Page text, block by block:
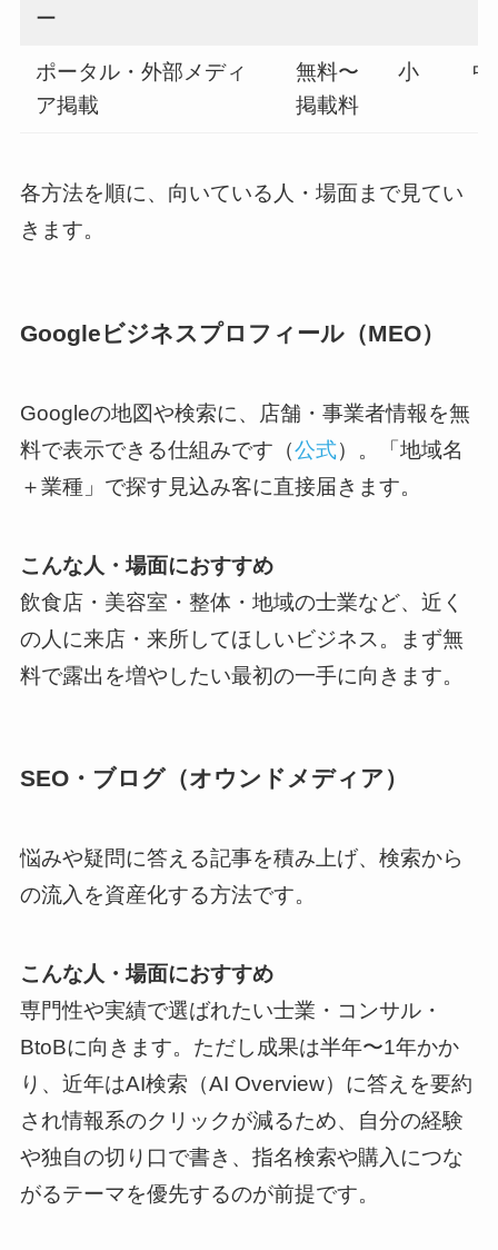
ー
ポータル・外部メディ
ア掲載
無料〜
掲載料
小 中
各方法を順に、向いている人・場面まで見てい
きます。
Googleビジネスプロフィール（MEO）
Googleの地図や検索に、店舗・事業者情報を無
料で表示できる仕組みです（公式）。「地域名
＋業種」で探す見込み客に直接届きます。
こんな人・場面におすすめ
飲食店・美容室・整体・地域の士業など、近く
の人に来店・来所してほしいビジネス。まず無
料で露出を増やしたい最初の一手に向きます。
SEO・ブログ（オウンドメディア）
悩みや疑問に答える記事を積み上げ、検索から
の流入を資産化する方法です。
こんな人・場面におすすめ
専門性や実績で選ばれたい士業・コンサル・
BtoBに向きます。ただし成果は半年〜1年かか
り、近年はAI検索（AI Overview）に答えを要約
され情報系のクリックが減るため、自分の経験
や独自の切り口で書き、指名検索や購入につな
がるテーマを優先するのが前提です。